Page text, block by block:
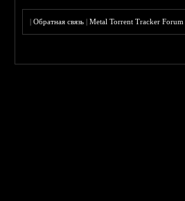
|Обратная связь |Metal Torrent Tracker Forum